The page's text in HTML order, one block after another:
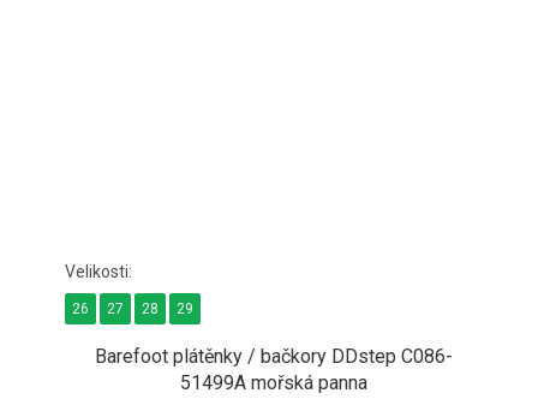
Barefoot plátěnky / bačkory DDstep C086-
51499A mořská panna
26 27 28 29